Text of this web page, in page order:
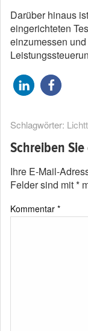
Darüber hinaus
eingerichteten
einzumessen
Schlagwörter:
Schreiben
Ihre E-Mail-
Felder sind mit*
Kommentar *